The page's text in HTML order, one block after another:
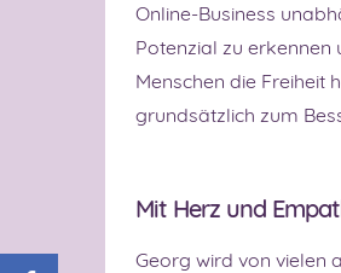
Online-Business
Potenzial zu erkennen
Menschen die Freiheit
grundsätzlich zum
Mit Herz und
Georg wird von vielen